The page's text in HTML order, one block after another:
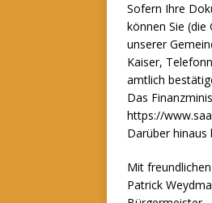
Sofern Ihre
können Sie
unserer
Kaiser,
amtlich
Das
https://
Darüber hinaus
Mit
Patrick